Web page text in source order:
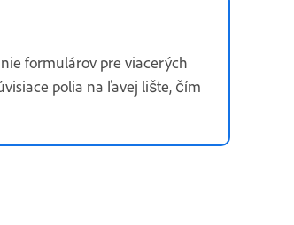
formulárov pre viacerých
polia na ľavej lište, čím